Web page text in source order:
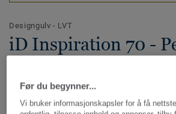
Designgulv - LVT
iD Inspiration 70 -
iD Inspiration er designet for å gjøre
velge gulv enklere for deg. De
Før du begynner...
Vi bruker informasjonskapsler for å få